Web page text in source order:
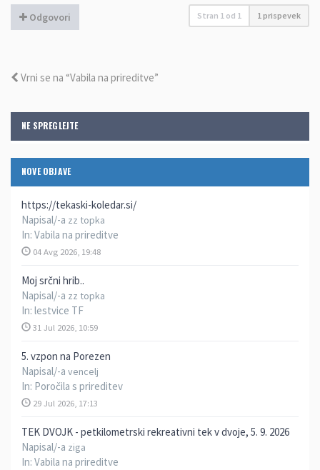
NE SPREGLEJTE
NOVE OBJAVE
https://tekaski-koledar.si/
Napisal/-a zz topka
In: Vabila na prireditve
04 Avg 2026, 19:48
Moj srčni hrib..
Napisal/-a zz topka
In: lestvice TF
31 Jul 2026, 10:59
5. vzpon na Porezen
Napisal/-a vencelj
In: Poročila s prireditev
29 Jul 2026, 17:13
TEK DVOJK - petkilometrski rekreativni tek v dvoje, 5. 9. 2026
Napisal/-a ziga
In: Vabila na prireditve
Odgovori Stran 1 od 1 1 prispevek
Vrni se na “Vabila na prireditve”